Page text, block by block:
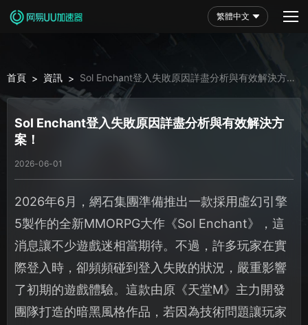
繁體中文
首頁 > 資訊 > Sol Enchant登入失敗原因詳盡分析與有效解決方
案！
Sol Enchant登入失敗原因詳盡分析與有效解決方
案！
2026-06-01
2026年6月，網石集團準備推出一款採用虛幻引擎
5製作的全新MMORPG大作《Sol Enchant》，這
消息讓不少遊戲迷相當期待。不過，許多玩家在實
際登入時，卻頻頻碰到登入失敗的狀況，嚴重影響
了初期的遊戲體驗。這款由原《天堂M》主力開發
團隊打造的暗黑風格作品，若因為技術問題讓玩家